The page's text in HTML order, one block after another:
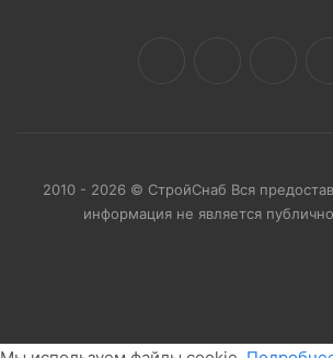
2010 - 2026 © СтройСнаб Вся
информация не является